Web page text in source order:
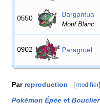
0550 Bargantua
Motif Blanc
0902 Paragruel
Par reproduction [modifier]
Pokémon Épée et Bouclier